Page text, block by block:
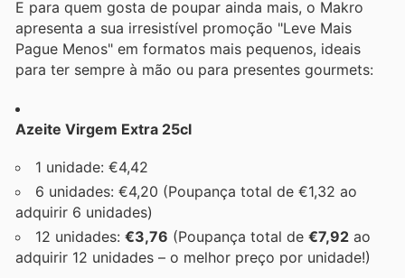
E para quem gosta de poupar ainda mais, o Makro
apresenta a sua irresistível promoção "Leve Mais
Pague Menos" em formatos mais pequenos, ideais
para ter sempre à mão ou para presentes gourmets:
Azeite Virgem Extra 25cl
1 unidade: €4,42
6 unidades: €4,20 (Poupança total de €1,32 ao
adquirir 6 unidades)
12 unidades: €3,76 (Poupança total de €7,92 ao
adquirir 12 unidades – o melhor preço por unidade!)